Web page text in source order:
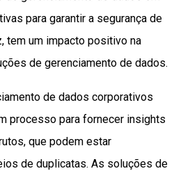
para garantir a segurança de
tem um impacto positivo na
de gerenciamento de dados.
de dados corporativos
processo para fornecer insights
que podem estar
de duplicatas. As soluções de